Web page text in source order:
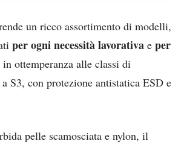
un ricco assortimento di modelli,
per ogni necessità lavorativa e per
in ottemperanza alle classi di
S3, con protezione antistatica ESD e
pelle scamosciata e nylon, il